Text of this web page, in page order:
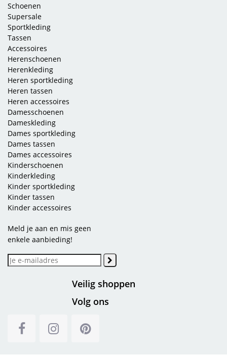
Schoenen
Supersale
Sportkleding
Tassen
Accessoires
Herenschoenen
Herenkleding
Heren sportkleding
Heren tassen
Heren accessoires
Damesschoenen
Dameskleding
Dames sportkleding
Dames tassen
Dames accessoires
Kinderschoenen
Kinderkleding
Kinder sportkleding
Kinder tassen
Kinder accessoires
Meld je aan en mis geen
enkele aanbieding!
Veilig shoppen
Volg ons